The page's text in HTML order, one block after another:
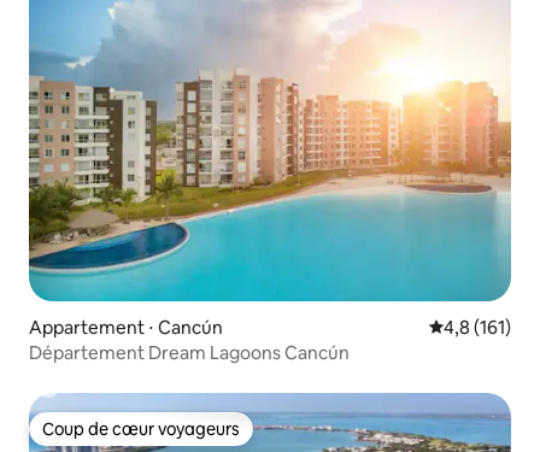
Appartement ⋅ Cancún Évaluation
4,8 (161)
Département Dream Lagoons Cancún
Coup de cœur voyageurs
Coup de cœur voyageurs